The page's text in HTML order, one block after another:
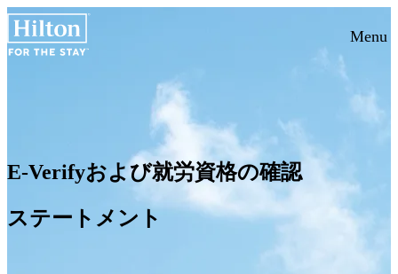
Menu
E‑Verifyおよび就労資格の確認
ステートメント